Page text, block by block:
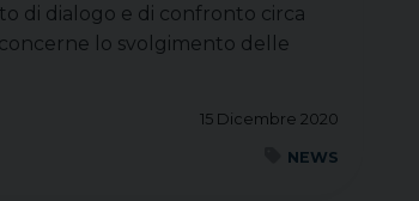
di dialogo e di confronto circa
lo svolgimento delle
15 Dicembre 2020
NEWS